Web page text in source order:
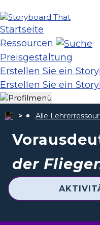
Startseite
Ressourcen
Preisgestaltung
Erstellen Sie ein
Erstellen Sie ein
Alle
der